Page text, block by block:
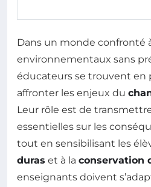
Dans un monde confronté
environnementaux sans
éducateurs se trouvent en
affronter les enjeux du
Leur rôle est de
essentielles sur les
tout en sensibilisant les
duras et à la conservation
enseignants doivent